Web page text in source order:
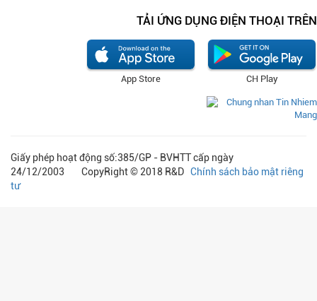
TẢI ỨNG DỤNG ĐIỆN THOẠI TRÊN
CH Play
App Store
Giấy phép hoạt động số:385/GP - BVHTT cấp ngày
24/12/2003 CopyRight © 2018 R&D Chính sách bảo mật riêng
tư